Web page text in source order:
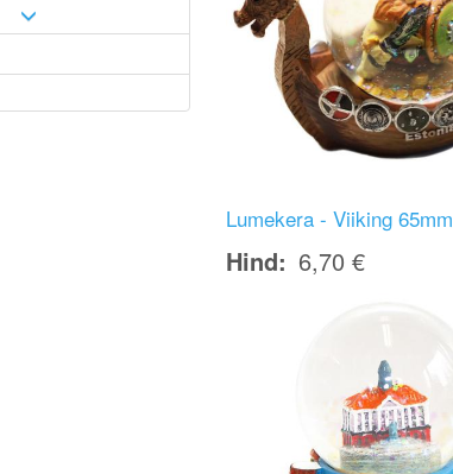
Lumekera - Viiking 65mm
Hind 6,70 €